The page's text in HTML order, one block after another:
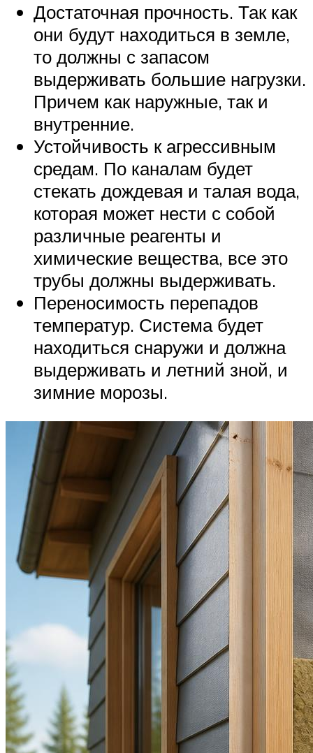
Достаточная прочность. Так как
они будут находиться в земле,
то должны с запасом
выдерживать большие нагрузки.
Причем как наружные, так и
внутренние.
Устойчивость к агрессивным
средам. По каналам будет
стекать дождевая и талая вода,
которая может нести с собой
различные реагенты и
химические вещества, все это
трубы должны выдерживать.
Переносимость перепадов
температур. Система будет
находиться снаружи и должна
выдерживать и летний зной, и
зимние морозы.